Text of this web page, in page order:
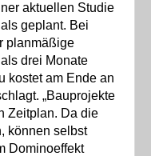
aktuellen Studie
geplant. Bei
planmäßige
drei Monate
kostet am Ende an
„Bauprojekte
Zeitplan. Da die
können selbst
Dominoeffekt